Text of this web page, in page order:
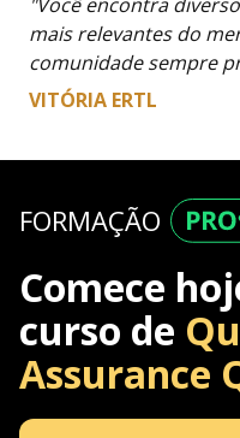
mais relevantes do
comunidade sempre
VITÓRIA ERTL
FORMAÇÃO
Comece
curso de
Assurance